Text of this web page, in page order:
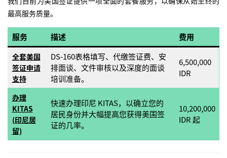
最高服务质量。
服务 描述 费用
全套美国
签证申请
支持
DS-160表格填写、代缴签证费、安
排面谈、文件审核以及深度的面谈
培训准备。
6,500,000
IDR
办理
KITAS
(印尼居
留)
快速办理印尼 KITAS，以确立您的
居民身份并大幅提高您获得美国签
证的几率。
10,200,000
IDR 起